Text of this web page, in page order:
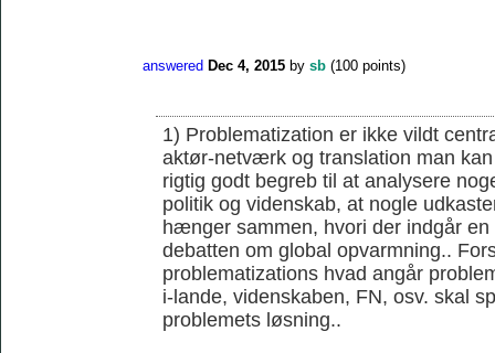
answered Dec 4, 2015 by sb (100 points)
1) Problematization er ikke vildt
aktør-netværk og translation man
rigtig godt begreb til at analysere
politik og videnskab, at nogle
hænger sammen, hvori der indgår
debatten om global opvarmning..
problematizations hvad angår
i-lande, videnskaben, FN, osv. skal
problemets løsning..